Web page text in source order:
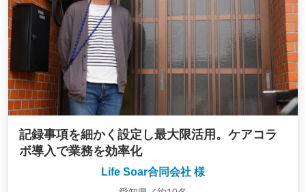
記録事項を細かく設定し最大限活用。ケアコラ
ボ導入で業務を効率化
Life Soar合同会社 様